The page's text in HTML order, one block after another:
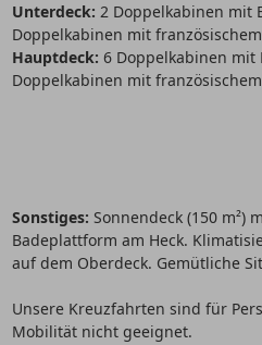
Unterdeck: 2 Doppelkabinen mit
Doppelkabinen mit
Hauptdeck: 6 Doppelkabinen mit
Doppelkabinen mit
Sonstiges: Sonnendeck (150 m²)
Badeplattform am Heck.
auf dem Oberdeck. Gemütliche
Unsere Kreuzfahrten sind für
Mobilität nicht geeignet.